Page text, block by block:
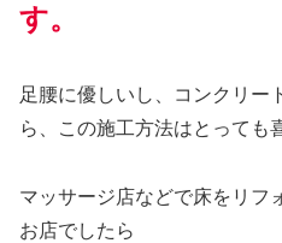
す。
足腰に優しいし、コンクリー
ら、この施工方法はとっても
マッサージ店などで床をリフ
お店でしたら